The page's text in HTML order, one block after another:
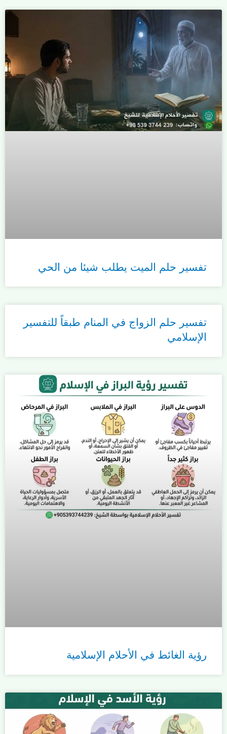
تفسير حلم الميت يطلب شيئا من الحي
تفسير حلم الزواج في المنام طبقاً للتفسير
الإسلامي
رؤية الغائط في الأحلام الإسلامية